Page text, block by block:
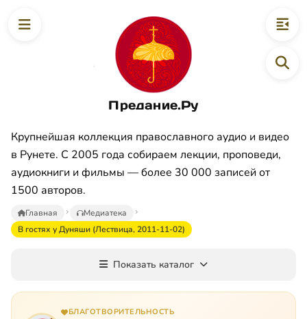
Предание.Ру
Крупнейшая коллекция православного аудио и видео
в Рунете. С 2005 года собираем лекции, проповеди,
аудиокниги и фильмы — более 30 000 записей от
1500 авторов.
Главная
Медиатека
В гостях у Дуняши (Лествица, 2011-11-02)
Показать каталог
БЛАГОТВОРИТЕЛЬНОСТЬ